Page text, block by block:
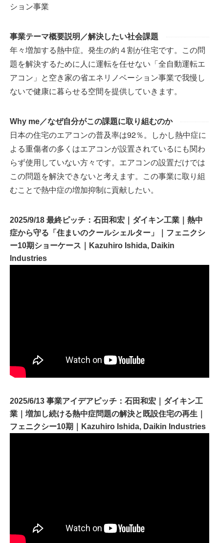
ション事業
事業テーマ概要説明／解決したい社会課題
年々増加する熱中症。発生の約４割が住宅です。この問
題を解決するために人に運転を任せない「全自動運転エ
アコン」と空き家の省エネリノベーション事業で我慢し
ないで健康に暮らせる空間を提供していきます。
Why me／なぜ自分がこの課題に取り組むのか
日本の住宅のエアコンの普及率は92％。しかし熱中症に
よる重傷者の多くはエアコンが設置されているにも関わ
らず使用していない方々です。エアコンの設置だけでは
この問題を解決できないと考えます。この事業に取り組
むことで熱中症の増加抑制に貢献したい。
2025/9/18 最終ピッチ：石田和宏｜ダイキン工業｜熱中
症から守る「住まいのクールシェルター」｜フェニクシ
ー10期ショーケース｜Kazuhiro Ishida, Daikin
Industries
2025/6/13 事業アイデアピッチ：石田和宏｜ダイキン工
業｜増加し続ける熱中症問題の解決と既設住宅の再生｜
フェニクシー10期｜Kazuhiro Ishida, Daikin Industries